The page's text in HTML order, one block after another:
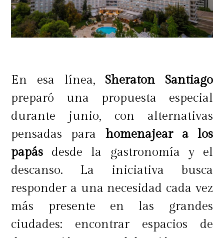
La preparación de "Una Tarde en
Malvilla" fue la siguiente:
Ingredientes:
En esa línea, Sheraton Santiago
preparó una propuesta especial
durante junio, con alternativas
pensadas para homenajear a los
papás desde la gastronomía y el
descanso. La iniciativa busca
responder a una necesidad cada vez
más presente en las grandes
ciudades: encontrar espacios de